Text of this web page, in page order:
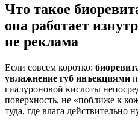
Что такое
она работает
не реклама
Если совсем коротко:
увлажнение губ инъекциями
гиалуроновой кислоты
поверхность, не «поближе к
туда, где влага действительно